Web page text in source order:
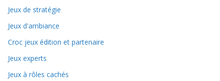
Jeux de stratégie
Jeux d'ambiance
Croc jeux édition et partenaire
Jeux experts
Jeux à rôles cachés